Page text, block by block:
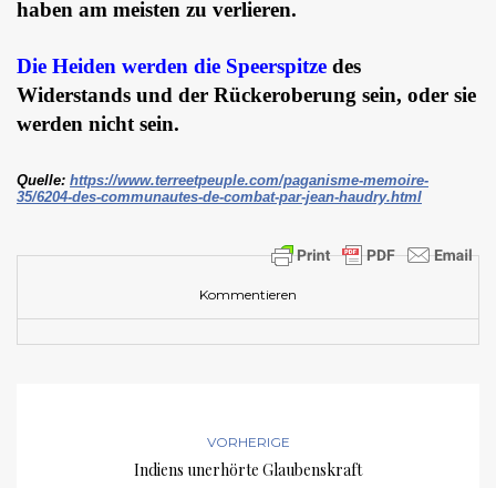
haben am meisten zu verlieren.
Die Heiden werden die Speerspitze des
Widerstands und der Rückeroberung sein, oder sie
werden nicht sein.
Quelle: https://www.terreetpeuple.com/paganisme-memoire-
35/6204-des-communautes-de-combat-par-jean-haudry.html
Kommentieren
VORHERIGE
Indiens unerhörte Glaubenskraft